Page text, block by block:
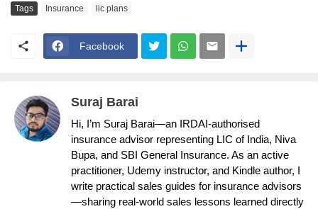
Tags Insurance lic plans
Facebook
Suraj Barai
Hi, I’m Suraj Barai—an IRDAI-authorised
insurance advisor representing LIC of India, Niva
Bupa, and SBI General Insurance. As an active
practitioner, Udemy instructor, and Kindle author, I
write practical sales guides for insurance advisors
—sharing real-world sales lessons learned directly